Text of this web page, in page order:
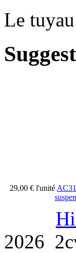
Le
29,00 € l'unité
2026